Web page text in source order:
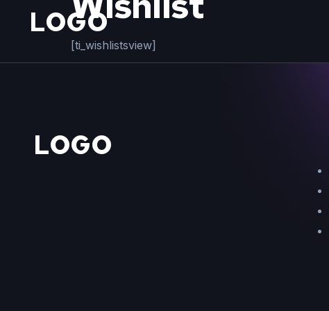
LOGO
[ti_wishlistsview]
LOGO